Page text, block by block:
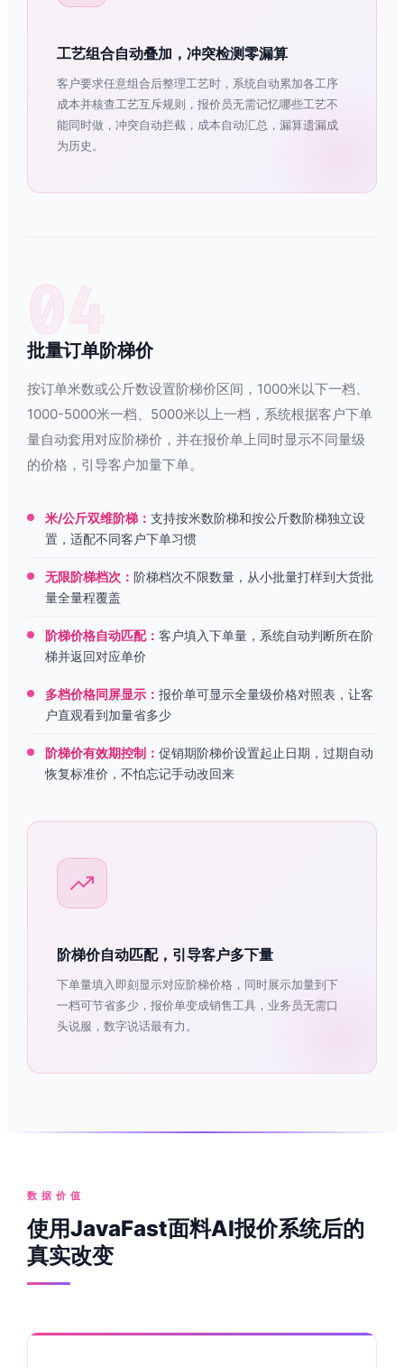
工艺组合自动叠加，冲突检测零漏算
客户要求任意组合后整理工艺时，系统自动累加各工序
成本并核查工艺互斥规则，报价员无需记忆哪些工艺不
能同时做，冲突自动拦截，成本自动汇总，漏算遗漏成
为历史。
04
批量订单阶梯价
按订单米数或公斤数设置阶梯价区间，1000米以下一档、
1000-5000米一档、5000米以上一档，系统根据客户下单
量自动套用对应阶梯价，并在报价单上同时显示不同量级
的价格，引导客户加量下单。
米/公斤双维阶梯： 支持按米数阶梯和按公斤数阶梯独立设
置，适配不同客户下单习惯
无限阶梯档次： 阶梯档次不限数量，从小批量打样到大货批
量全量程覆盖
阶梯价格自动匹配： 客户填入下单量，系统自动判断所在阶
梯并返回对应单价
多档价格同屏显示： 报价单可显示全量级价格对照表，让客
户直观看到加量省多少
阶梯价有效期控制： 促销期阶梯价设置起止日期，过期自动
恢复标准价，不怕忘记手动改回来
阶梯价自动匹配，引导客户多下量
下单量填入即刻显示对应阶梯价格，同时展示加量到下
一档可节省多少，报价单变成销售工具，业务员无需口
头说服，数字说话最有力。
数据价值
使用JavaFast面料AI报价系统后的
真实改变